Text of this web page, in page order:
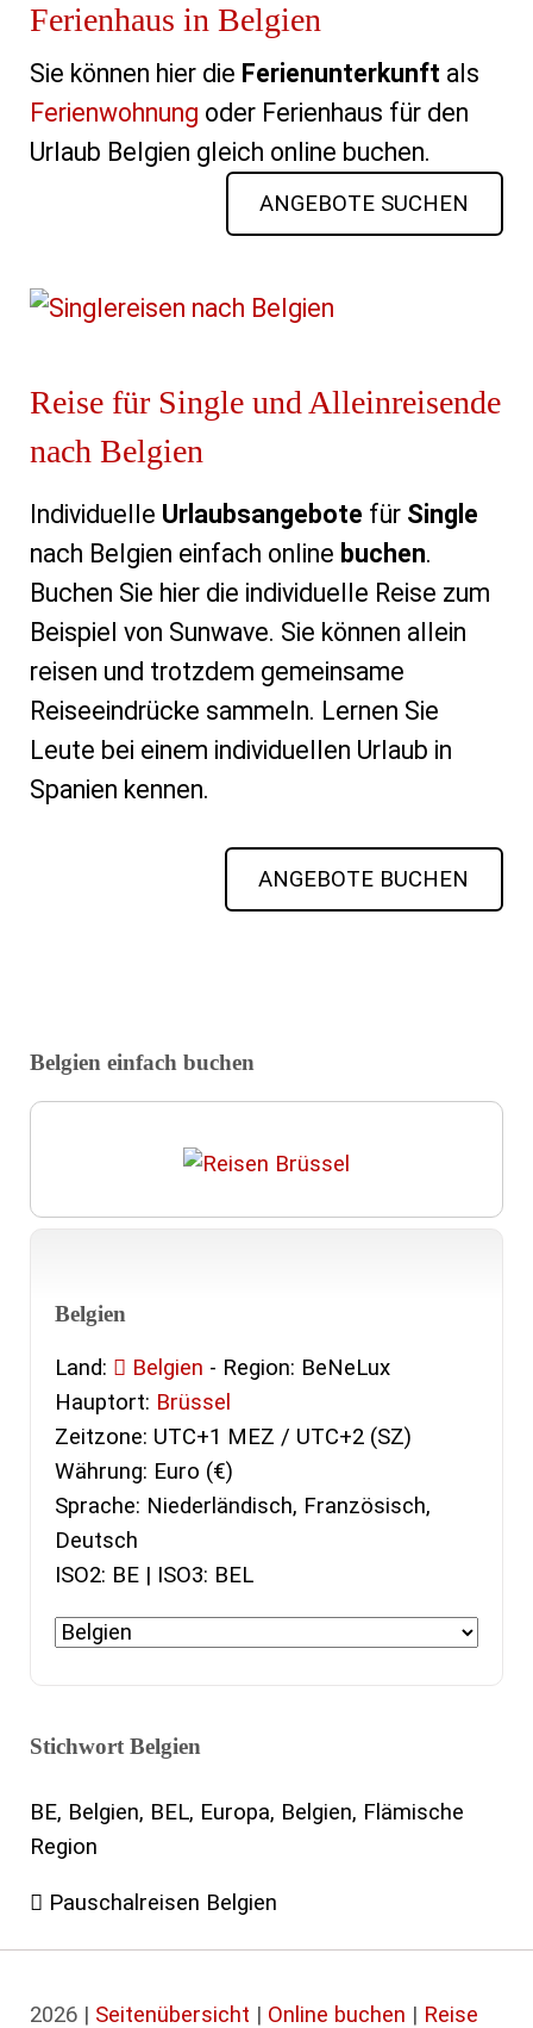
Ferienhaus in Belgien
Sie können hier die Ferienunterkunft als
Ferienwohnung oder Ferienhaus für den
Urlaub Belgien gleich online buchen.
ANGEBOTE SUCHEN
Reise für Single und Alleinreisende
nach Belgien
Individuelle Urlaubsangebote für Single
nach Belgien einfach online buchen.
Buchen Sie hier die individuelle Reise zum
Beispiel von Sunwave. Sie können allein
reisen und trotzdem gemeinsame
Reiseeindrücke sammeln. Lernen Sie
Leute bei einem individuellen Urlaub in
Spanien kennen.
ANGEBOTE BUCHEN
Belgien einfach buchen
Belgien
Land: Belgien - Region: BeNeLux
Hauptort: Brüssel
Zeitzone: UTC+1 MEZ / UTC+2 (SZ)
Währung: Euro (€)
Sprache: Niederländisch, Französisch,
Deutsch
ISO2: BE | ISO3: BEL
Stichwort Belgien
BE, Belgien, BEL, Europa, Belgien, Flämische
Region
Pauschalreisen Belgien
2026 | Seitenübersicht | Online buchen | Reise